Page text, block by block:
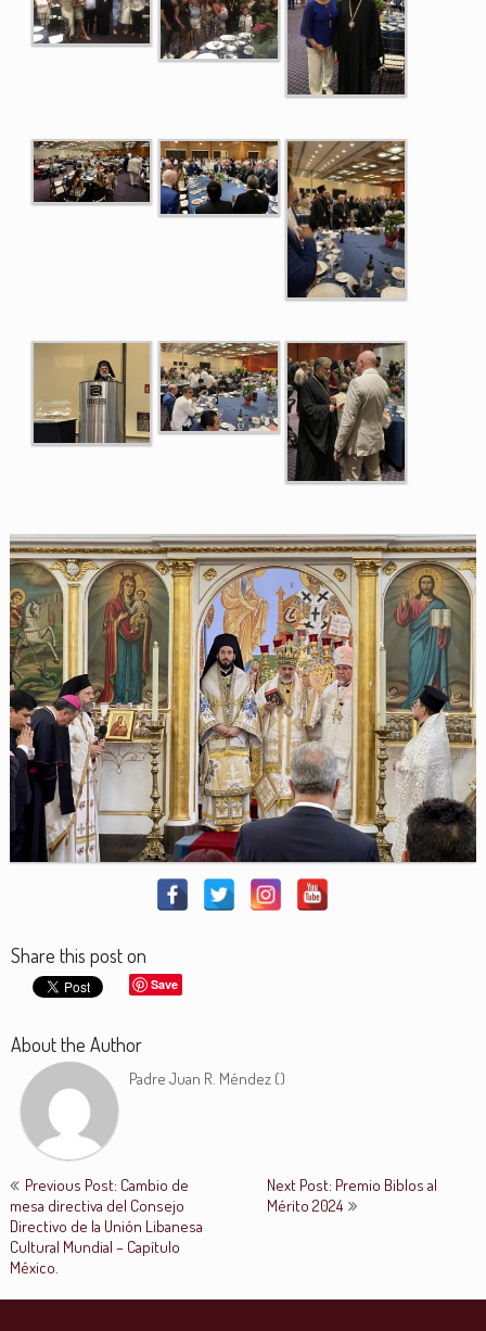
Share this post on
Save
About the Author
Padre Juan R. Méndez ()
Previous Post: Cambio de
mesa directiva del Consejo
Directivo de la Unión Libanesa
Cultural Mundial – Capítulo
México.
Next Post: Premio Biblos al
Mérito 2024